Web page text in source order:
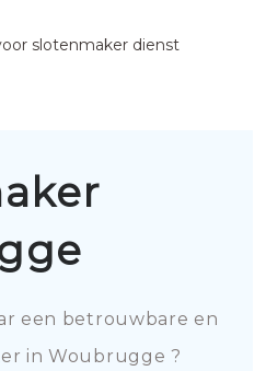
slotenmaker dienst
een betrouwbare en
in Woubrugge ?